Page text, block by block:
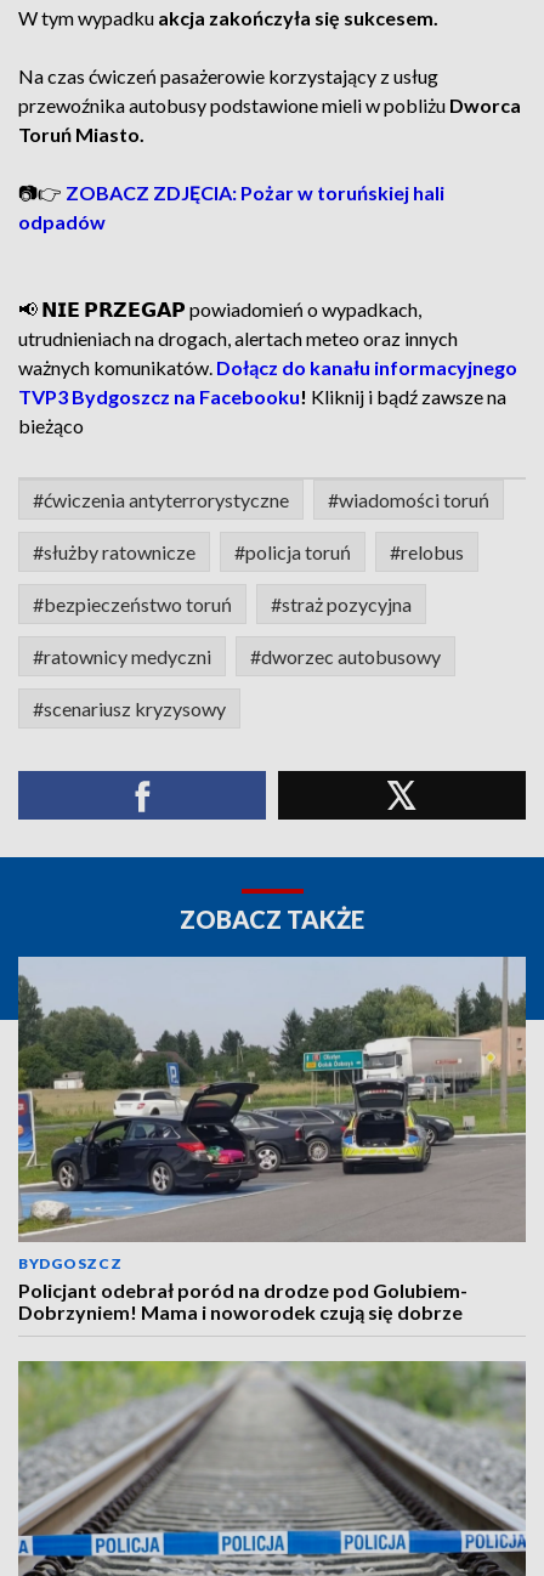
W tym wypadku akcja zakończyła się sukcesem.
Na czas ćwiczeń pasażerowie korzystający z usług
przewoźnika autobusy podstawione mieli w pobliżu Dworca
Toruń Miasto.
📷👉 ZOBACZ ZDJĘCIA: Pożar w toruńskiej hali
odpadów
📢 𝗡𝗜𝗘 𝗣𝗥𝗭𝗘𝗚𝗔𝗣 powiadomień o wypadkach,
utrudnieniach na drogach, alertach meteo oraz innych
ważnych komunikatów. Dołącz do kanału informacyjnego
TVP3 Bydgoszcz na Facebooku! Kliknij i bądź zawsze na
bieżąco
#ćwiczenia antyterrorystyczne #wiadomości toruń
#służby ratownicze #policja toruń #relobus
#bezpieczeństwo toruń #straż pozycyjna
#ratownicy medyczni #dworzec autobusowy
#scenariusz kryzysowy
ZOBACZ TAKŻE
BYDGOSZCZ
Policjant odebrał poród na drodze pod Golubiem-
Dobrzyniem! Mama i noworodek czują się dobrze